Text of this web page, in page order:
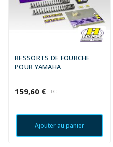
RESSORTS DE FOURCHE
POUR YAMAHA
159,60 € TTC
Ajouter au panier